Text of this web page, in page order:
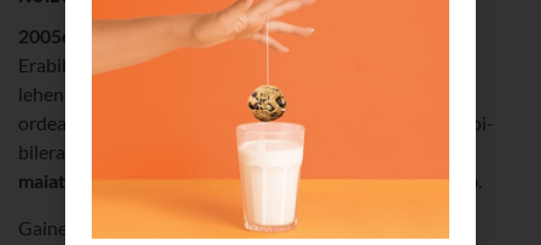
2005eko urriaren 25ean hasi zen guztia
Erabiltzaileen Elkarteak
lehenbizikoz ospatu zuenenean Urte hartako azaroan,
ordea,Tunisian egindako Informazioaren Gizartearen Goi-
bileran,
Nazio Batuen Erakundeari proposatu zioten
maiatzaren 17a Interneten Mundu Eguna izendatzeko.
Gainera, egun berean